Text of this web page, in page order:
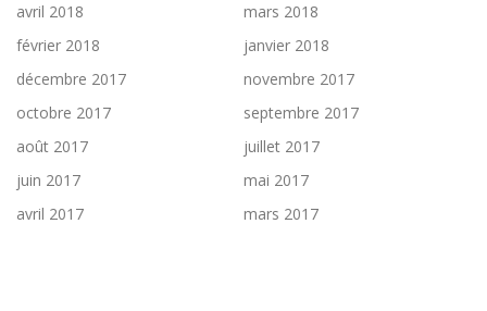
avril 2018
mars 2018
février 2018
janvier 2018
décembre 2017
novembre 2017
octobre 2017
septembre 2017
août 2017
juillet 2017
juin 2017
mai 2017
avril 2017
mars 2017